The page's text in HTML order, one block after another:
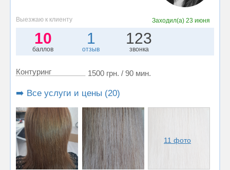
Выезжаю к клиенту Заходил(а)23 июня
10
баллов
1
отзыв
123
звонка
Контуринг 1500 грн. / 90 мин.
➡️ Все услуги и цены (20)
11 фото